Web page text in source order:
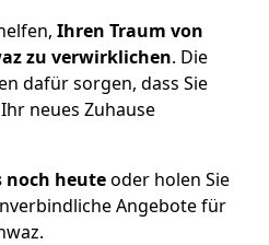
Ihren Traum von
zu verwirklichen. Die
dafür sorgen, dass Sie
neues Zuhause
noch heuteoder holen Sie
Angebote für